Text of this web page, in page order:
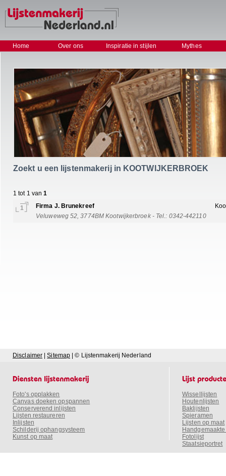
Home Over ons Inspiratie in stijlen Mythes
Zoekt u een lijstenmakerij in KOOTWIJKERBROEK
1 tot 1 van1
1 Firma J. Brunekreef
Veluweweg 52, 3774BM Kootwijkerbroek - Tel.: 0342-442110
Disclaimer |Sitemap | © Lijstenmakerij Nederland
Foto's opplakken
Canvas doeken opspannen
Conserverend inlijsten
Lijsten restaureren
Inlijsten
Schilderij ophangsysteem
Kunst op maat
Wissellijsten
Houtenlijsten
Baklijsten
Spieramen
Lijsten op maat
Fotolijst
Staatsieportret